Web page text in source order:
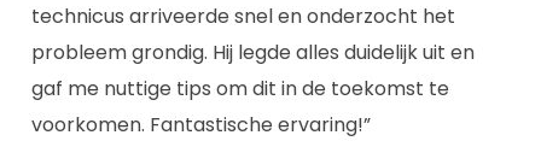
technicus arriveerde snel en onderzocht het
probleem grondig. Hij legde alles duidelijk uit en
gaf me nuttige tips om dit in de toekomst te
voorkomen. Fantastische ervaring!”